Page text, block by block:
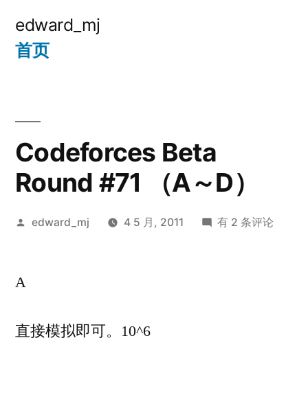
edward_mj
首页
Codeforces Beta
Round #71 （A～D）
发
edward_mj 4 5 月, 2011
Codeforces
有 2 条评论
A
直接模拟即可。10^6